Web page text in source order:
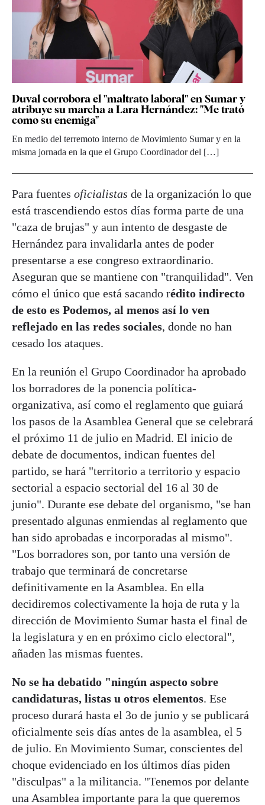
Duval corrobora el "maltrato laboral" en Sumar y
atribuye su marcha a Lara Hernández: "Me trató
como su enemiga"
En medio del terremoto interno de Movimiento Sumar y en la
misma jornada en la que el Grupo Coordinador del […]
Para fuentes oficialistas de la organización lo que
está trascendiendo estos días forma parte de una
"caza de brujas" y aun intento de desgaste de
Hernández para invalidarla antes de poder
presentarse a ese congreso extraordinario.
Aseguran que se mantiene con "tranquilidad". Ven
cómo el único que está sacando rédito indirecto
de esto es Podemos, al menos así lo ven
reflejado en las redes sociales, donde no han
cesado los ataques.
En la reunión el Grupo Coordinador ha aprobado
los borradores de la ponencia política-
organizativa, así como el reglamento que guiará
los pasos de la Asamblea General que se celebrará
el próximo 11 de julio en Madrid. El inicio de
debate de documentos, indican fuentes del
partido, se hará "territorio a territorio y espacio
sectorial a espacio sectorial del 16 al 30 de
junio". Durante ese debate del organismo, "se han
presentado algunas enmiendas al reglamento que
han sido aprobadas e incorporadas al mismo".
"Los borradores son, por tanto una versión de
trabajo que terminará de concretarse
definitivamente en la Asamblea. En ella
decidiremos colectivamente la hoja de ruta y la
dirección de Movimiento Sumar hasta el final de
la legislatura y en en próximo ciclo electoral",
añaden las mismas fuentes.
No se ha debatido "ningún aspecto sobre
candidaturas, listas u otros elementos. Ese
proceso durará hasta el 3o de junio y se publicará
oficialmente seis días antes de la asamblea, el 5
de julio. En Movimiento Sumar, conscientes del
choque evidenciado en los últimos días piden
"disculpas" a la militancia. "Tenemos por delante
una Asamblea importante para la que queremos